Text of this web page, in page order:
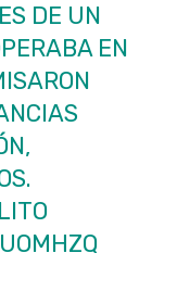
DE UN
EN